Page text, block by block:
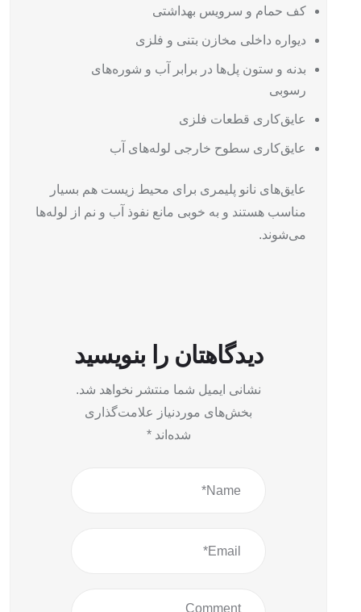
کف حمام و سرویس بهداشتی
دیواره داخلی مخازن بتنی و فلزی
بدنه و ستون پل‌ها در برابر آب و شوره‌های
رسوبی
عایق‌کاری قطعات فلزی
عایق‌‌کاری سطوح خارجی لوله‌های آب
عایق‌های نانو پلیمری برای محیط زیست هم بسیار
مناسب هستند و به خوبی مانع نفوذ آب و نم از لوله‌ها
می‌شوند.
دیدگاهتان را بنویسید
نشانی ایمیل شما منتشر نخواهد شد.
بخش‌های موردنیاز علامت‌گذاری
شده‌اند*